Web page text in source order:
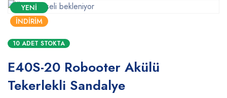
YENI
İNDIRIM
10 ADET STOKTA
E40S-20 Robooter Akülü
Tekerlekli Sandalye